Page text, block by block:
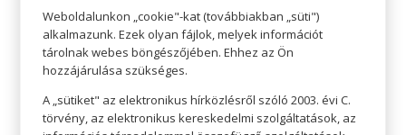
Weboldalunkon „cookie"-kat (továbbiakban „süti")
alkalmazunk. Ezek olyan fájlok, melyek információt
tárolnak webes böngészőjében. Ehhez az Ön
hozzájárulása szükséges.
A „sütiket" az elektronikus hírközlésről szóló 2003. évi C.
törvény, az elektronikus kereskedelmi szolgáltatások, az